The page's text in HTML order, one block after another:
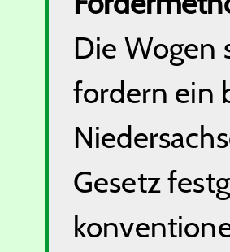
Die Wogen
fordern ein
Gesetz